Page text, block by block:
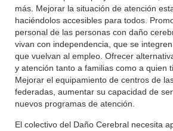
más. Mejorar la situación de atención
haciéndolos accesibles para todos.
personal de las personas con daño
vivan con independencia, que se
que vuelvan al empleo. Ofrecer
y atención tanto a familias como a quien
Mejorar el equipamiento de centros de
federadas, aumentar su capacidad de
nuevos programas de atención.
El colectivo del Daño Cerebral necesita